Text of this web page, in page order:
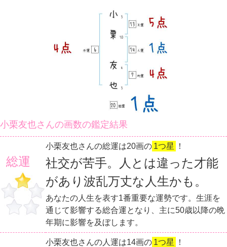
小栗友也さんの画数の鑑定結果
総運
小栗友也さんの総運は20画の 1つ星 ！
社交が苦手。人とは違った才能
があり波乱万丈な人生かも。
あなたの人生を表す1番重要な運勢です。生涯を
通じて影響する総合運となり、主に50歳以降の晩
年期に影響を及ぼします。
小栗友也さんの人運は14画の 1つ星 ！